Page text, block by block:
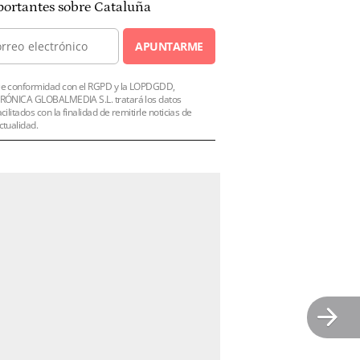
sobre Cataluña
APUNTARME
conformidad con el RGPD y la LOPDGDD,
GLOBALMEDIA S.L. tratará los datos
con la finalidad de remitirle noticias de